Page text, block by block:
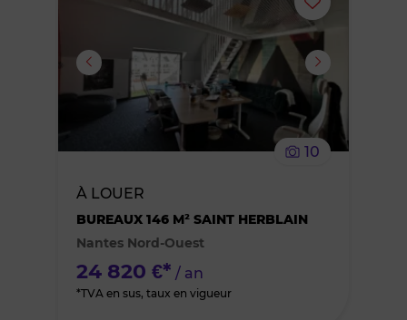
ou
supprimer
le
10
À LOUER
BUREAUX 146 M² SAINT HERBLAIN
Nantes Nord-Ouest
24 820 €* / an
*TVA en sus, taux en vigueur